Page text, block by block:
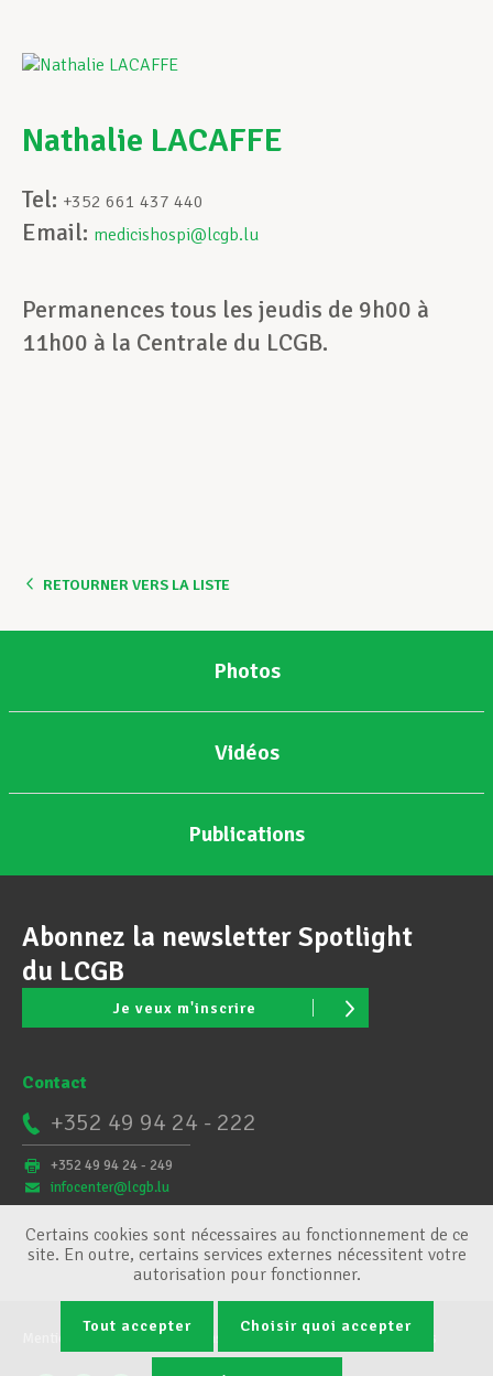
Nathalie LACAFFE
Tel: +352 661 437 440
Email: medicishospi@lcgb.lu
Permanences tous les jeudis de 9h00 à
11h00 à la Centrale du LCGB.
RETOURNER VERS LA LISTE
Photos
Vidéos
Publications
Abonnez la newsletter Spotlight
du LCGB
Je veux m'inscrire
Contact
+352 49 94 24 - 222
+352 49 94 24 - 249
infocenter@lcgb.lu
Conditions générales Gestion des cookies
Certains cookies sont nécessaires au fonctionnement de ce
site. En outre, certains services externes nécessitent votre
autorisation pour fonctionner.
Tout accepter Choisir quoi accepter